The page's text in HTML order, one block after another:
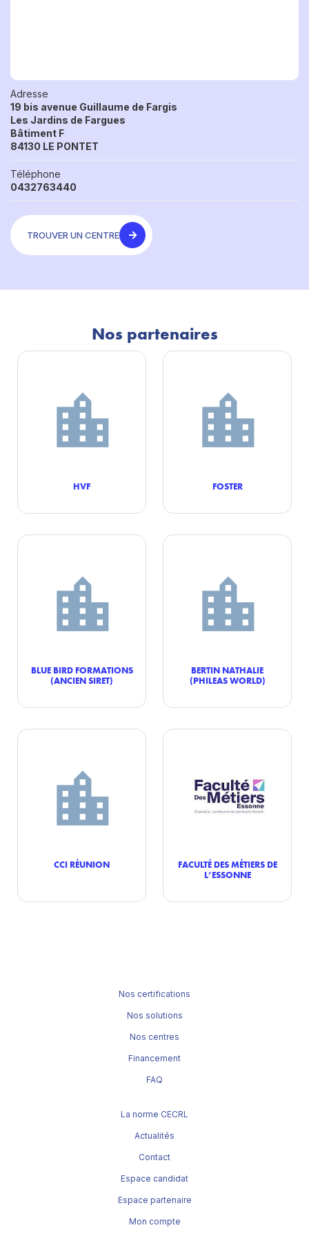
Adresse
19 bis avenue Guillaume de Fargis
Les Jardins de Fargues
Bâtiment F
84130 LE PONTET
Téléphone
0432763440
TROUVER UN CENTRE
Nos partenaires
HVF FOSTER
BLUE BIRD FORMATIONS
(ANCIEN SIRET)
BERTIN NATHALIE
(PHILEAS WORLD)
CCI RÉUNION
FACULTÉ DES MÉTIERS DE
L’ESSONNE
Nos certifications
Nos solutions
Nos centres
Financement
FAQ
La norme CECRL
Actualités
Contact
Espace candidat
Espace partenaire
Mon compte